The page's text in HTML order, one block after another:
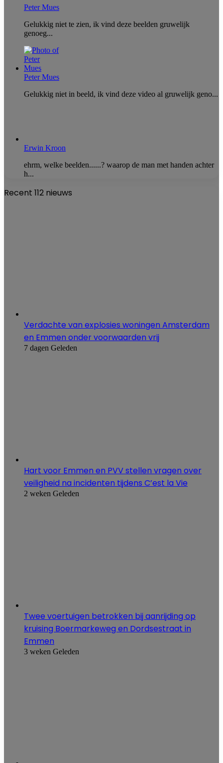
Peter Mues
Gelukkig niet te zien, ik vind deze beelden gruwelijk
genoeg...
Peter Mues
Gelukkig niet in beeld, ik vind deze video al gruwelijk geno...
Erwin Kroon
ehrm, welke beelden......? waarop de man met handen achter
h...
Recent 112 nieuws
Verdachte van explosies woningen Amsterdam
en Emmen onder voorwaarden vrij
7 dagen Geleden
Hart voor Emmen en PVV stellen vragen over
veiligheid na incidenten tijdens C’est la Vie
2 weken Geleden
Twee voertuigen betrokken bij aanrijding op
kruising Boermarkeweg en Dordsestraat in
Emmen
3 weken Geleden